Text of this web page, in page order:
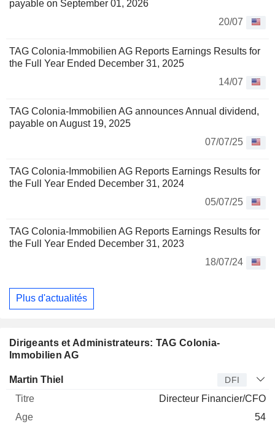
payable on September 01, 2026
20/07
TAG Colonia-Immobilien AG Reports Earnings Results for
the Full Year Ended December 31, 2025
14/07
TAG Colonia-Immobilien AG announces Annual dividend,
payable on August 19, 2025
07/07/25
TAG Colonia-Immobilien AG Reports Earnings Results for
the Full Year Ended December 31, 2024
05/07/25
TAG Colonia-Immobilien AG Reports Earnings Results for
the Full Year Ended December 31, 2023
18/07/24
Plus d'actualités
Dirigeants et Administrateurs: TAG Colonia-
Immobilien AG
Dirigeant Titre
Martin Thiel DFI
Directeur Financier/CFO
54